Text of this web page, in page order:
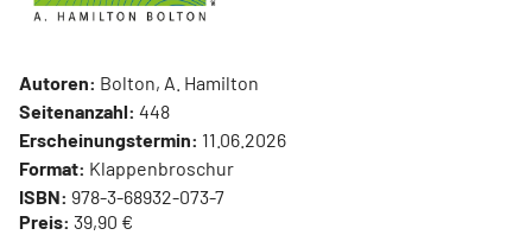
Autoren: Bolton, A. Hamilton
Seitenanzahl: 448
Erscheinungstermin: 11.06.2026
Format: Klappenbroschur
ISBN: 978-3-68932-073-7
Preis: 39,90 €